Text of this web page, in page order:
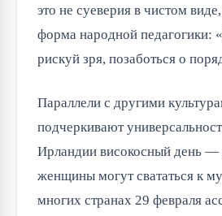
это не суеверия в чистом
форма народной педагогики:
рискуй зря, позаботься о
Параллели с другими
подчеркивают
Ирландии високосный день —
женщины могут свататься к
многих странах 29 февраля